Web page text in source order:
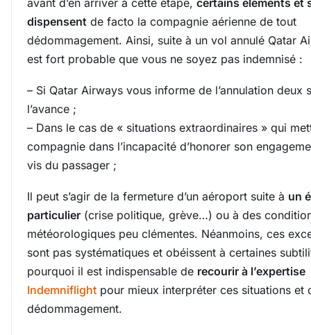
dispensent de facto la compagnie aérienne de tout
dédommagement. Ainsi, suite à un vol annulé Qatar
est fort probable que vous ne soyez pas indemnisé :
– Si Qatar Airways vous informe de l’annulation deux
l’avance ;
– Dans le cas de « situations extraordinaires » qui
compagnie dans l’incapacité d’honorer son
vis du passager ;
Il peut s’agir de la fermeture d’un aéroport suite à un
particulier (crise politique, grève…) ou à des
météorologiques peu clémentes. Néanmoins, ces
sont pas systématiques et obéissent à certaines
pourquoi il est indispensable de recourir à l’expertise
Indemniflight pour mieux interpréter ces situations et
dédommagement.